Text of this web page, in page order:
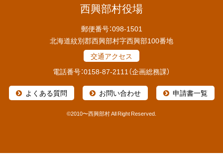
西興部村役場
郵便番号：098-1501
北海道紋別郡西興部村字西興部100番地
交通アクセス
電話番号：0158-87-2111（企画総務課）
よくある質問 お問い合わせ 申請書一覧
©2010〜西興部村 All Right Reserved.